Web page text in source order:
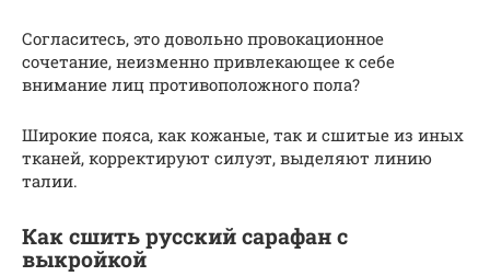
Согласитесь, это довольно провокационное
сочетание, неизменно привлекающее к себе
внимание лиц противоположного пола?
Широкие пояса, как кожаные, так и сшитые из иных
тканей, корректируют силуэт, выделяют линию
талии.
Как сшить русский сарафан с
выкройкой